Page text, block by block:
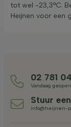
tot wel -23,3°C.
Heijnen voor een
02 781
Vandaag
Stuur
info@heijnen-